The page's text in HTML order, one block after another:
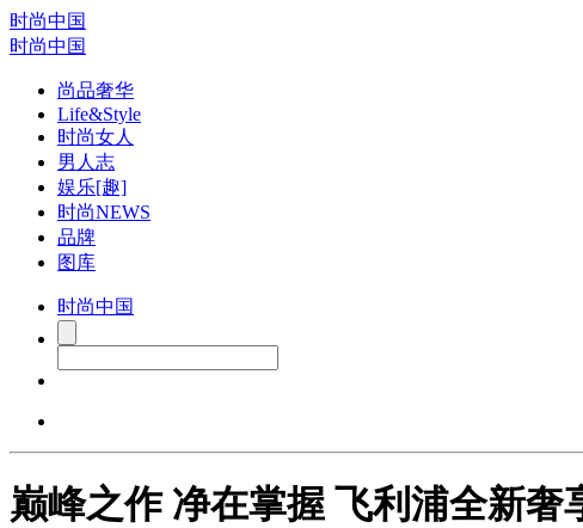
时尚中国
时尚中国
尚品奢华
Life&Style
时尚女人
男人志
娱乐[趣]
时尚NEWS
品牌
图库
时尚中国
巅峰之作 净在掌握 飞利浦全新奢